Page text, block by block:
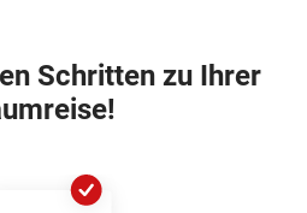
Schritten zu Ihrer